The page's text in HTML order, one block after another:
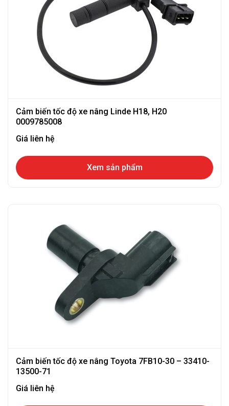
Cảm biến tốc độ xe nâng Linde H18, H20
0009785008
Giá liên hệ
Xem sản phẩm
Cảm biến tốc độ xe nâng Toyota 7FB10-30 – 33410-
13500-71
Giá liên hệ